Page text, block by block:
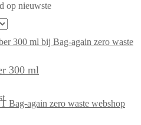
op nieuwste
300 ml